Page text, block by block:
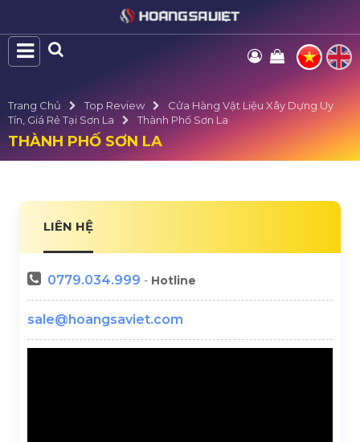
Trang Chủ Top Review
Cửa Hàng Vật Liệu Xây Dựng Uy
Tín, Giá Rẻ Tại Sơn La
Thành Phố Sơn La
THÀNH PHỐ SƠN LA
LIÊN HỆ
0779.034.999 - Hotline
sale@hoangsaviet.com